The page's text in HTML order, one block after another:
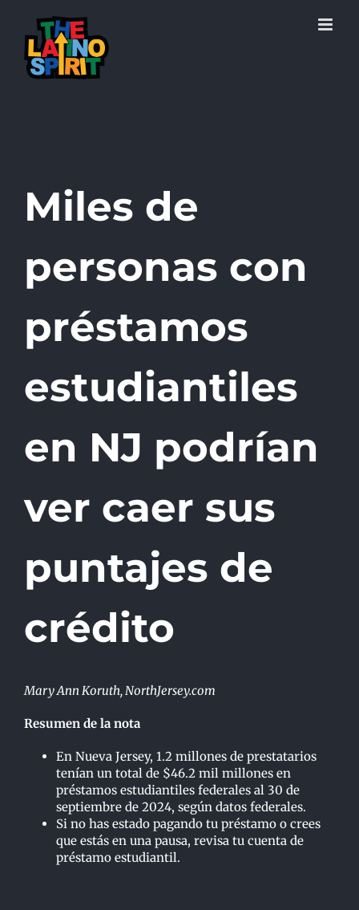
content
Miles de
personas con
préstamos
estudiantiles
en NJ podrían
ver caer sus
puntajes de
crédito
Mary Ann Koruth, NorthJersey.com
Resumen de la nota
En Nueva Jersey, 1.2 millones de prestatarios
tenían un total de $46.2 mil millones en
préstamos estudiantiles federales al 30 de
septiembre de 2024, según datos federales.
Si no has estado pagando tu préstamo o crees
que estás en una pausa, revisa tu cuenta de
préstamo estudiantil.